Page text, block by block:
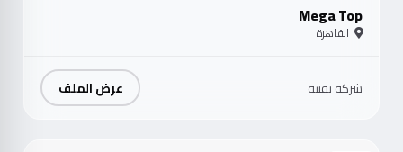
Mega Top
القاهرة
شركة تقنية عرض الملف